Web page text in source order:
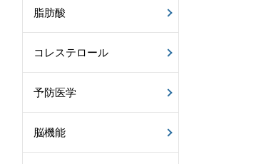
脂肪酸
コレステロール
予防医学
脳機能